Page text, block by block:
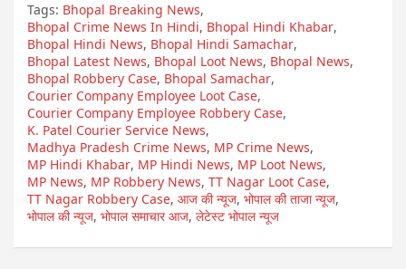
Tags: Bhopal Breaking News,
Bhopal Crime News In Hindi, Bhopal Hindi Khabar,
Bhopal Hindi News, Bhopal Hindi Samachar,
Bhopal Latest News, Bhopal Loot News, Bhopal News,
Bhopal Robbery Case, Bhopal Samachar,
Courier Company Employee Loot Case,
Courier Company Employee Robbery Case,
K. Patel Courier Service News,
Madhya Pradesh Crime News, MP Crime News,
MP Hindi Khabar, MP Hindi News, MP Loot News,
MP News, MP Robbery News, TT Nagar Loot Case,
TT Nagar Robbery Case, आज की न्यूज, भोपाल की ताजा न्यूज,
भोपाल की न्यूज, भोपाल समाचार आज, लेटेस्ट भोपाल न्यूज